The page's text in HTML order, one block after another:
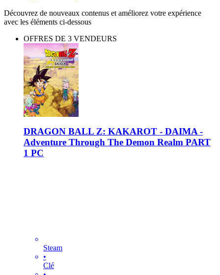
Découvrez de nouveaux contenus et améliorez votre expérience
avec les éléments ci-dessous
OFFRES DE 3 VENDEURS
DRAGON BALL Z: KAKAROT - DAIMA -
Adventure Through The Demon Realm PART
1 PC
Steam
•
Clé